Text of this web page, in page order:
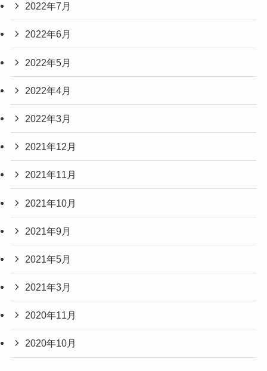
2022年7月
2022年6月
2022年5月
2022年4月
2022年3月
2021年12月
2021年11月
2021年10月
2021年9月
2021年5月
2021年3月
2020年11月
2020年10月